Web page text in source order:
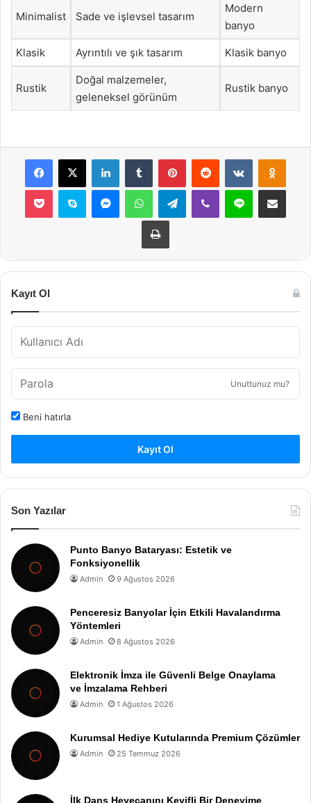
Minimalist Sade ve işlevsel tasarım
Modern
banyo
Klasik Ayrıntılı ve şık tasarım Klasik banyo
Rustik
Doğal malzemeler,
geleneksel görünüm
Rustik banyo
Facebook
X LinkedInTumblr PinterestReddit VKontakte
Pocket Skype MessengerWhatsAppTelegramViber Line E-Posta ile
Yazdır
Kayıt Ol
Unuttunuz mu?
Beni hatırla
Kayıt Ol
Son Yazılar
Punto Banyo Bataryası: Estetik ve
Fonksiyonellik
Admin 9 Ağustos 2026
Penceresiz Banyolar İçin Etkili Havalandırma
Yöntemleri
Admin 8 Ağustos 2026
Elektronik İmza ile Güvenli Belge Onaylama
ve İmzalama Rehberi
Admin 1 Ağustos 2026
Kurumsal Hediye Kutularında Premium Çözümler
Admin 25 Temmuz 2026
İlk Dans Heyecanını Keyifli Bir Deneyime